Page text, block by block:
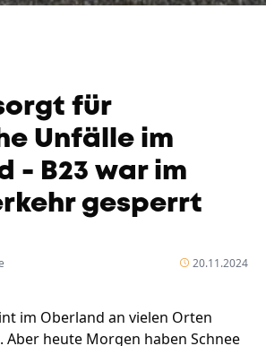
für
Unfälle im
- B23 war im
gesperrt
20.11.2024
im Oberland an vielen Orten
Aber heute Morgen haben Schnee